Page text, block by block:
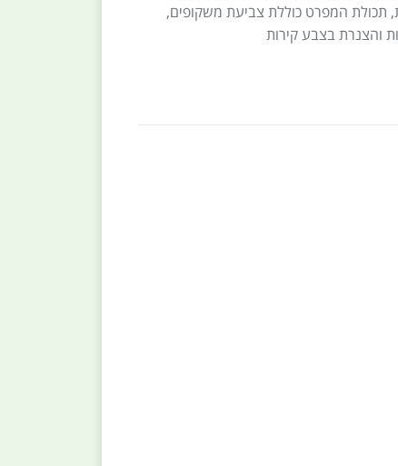
תכולת המפרט כוללת צביעת משקופים,
והצנרת בצבע קירות